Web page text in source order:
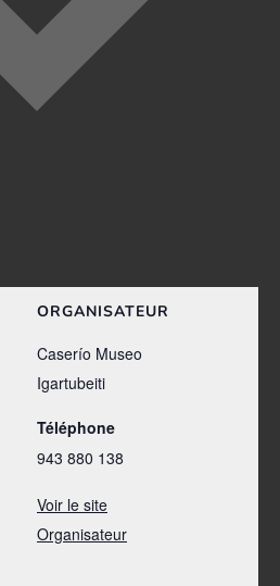
ORGANISATEUR
Caserío Museo
Igartubeiti
Téléphone
943 880 138
Voir le site
Organisateur